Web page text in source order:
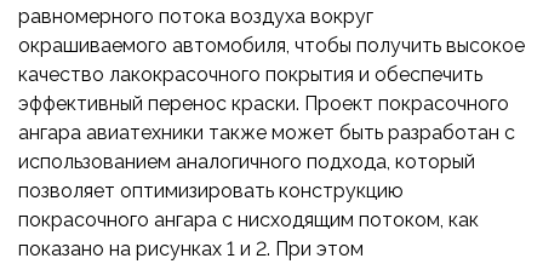
равномерного потока воздуха вокруг
окрашиваемого автомобиля, чтобы получить высокое
качество лакокрасочного покрытия и обеспечить
эффективный перенос краски. Проект покрасочного
ангара авиатехники также может быть разработан с
использованием аналогичного подхода, который
позволяет оптимизировать конструкцию
покрасочного ангара с нисходящим потоком, как
показано на рисунках 1 и 2. При этом